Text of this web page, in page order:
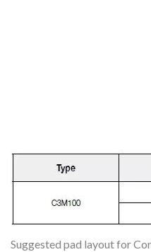
Suggested pad layout for